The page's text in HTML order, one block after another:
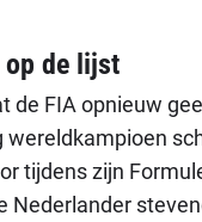
op de lijst
de FIA opnieuw
wereldkampioen
tijdens zijn
Nederlander